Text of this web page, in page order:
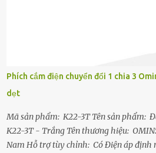
Phích cắm điện chuyển đổi 1 chia 3
dẹt
Mã sản phẩm: K22-3T Tên sản phẩm:
K22-3T - Trắng Tên thương hiệu:
Nam Hỗ trợ tùy chỉnh: Có Điện áp định